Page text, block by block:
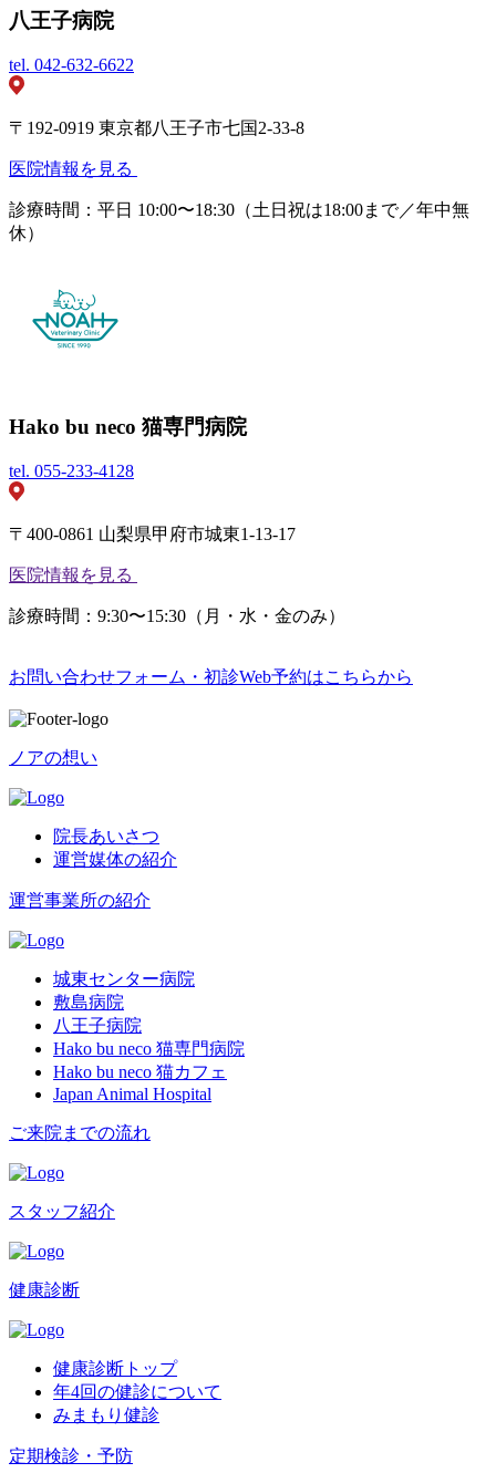
八王子病院
tel. 042-632-6622
〒192-0919 東京都八王子市七国2-33-8
医院情報を見る
診療時間：平日 10:00〜18:30（土日祝は18:00まで／年中無
休）
Hako bu neco 猫専門病院
tel. 055-233-4128
〒400-0861 山梨県甲府市城東1-13-17
医院情報を見る
診療時間：9:30〜15:30（月・水・金のみ）
お問い合わせフォーム・初診Web予約はこちらから
ノアの想い
院長あいさつ
運営媒体の紹介
運営事業所の紹介
城東センター病院
敷島病院
八王子病院
Hako bu neco 猫専門病院
Hako bu neco 猫カフェ
Japan Animal Hospital
ご来院までの流れ
スタッフ紹介
健康診断
健康診断トップ
年4回の健診について
みまもり健診
定期検診・予防